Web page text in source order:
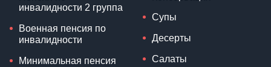
инвалидности 2 группа
Военная пенсия по
инвалидности
Минимальная пенсия
Супы
Десерты
Салаты